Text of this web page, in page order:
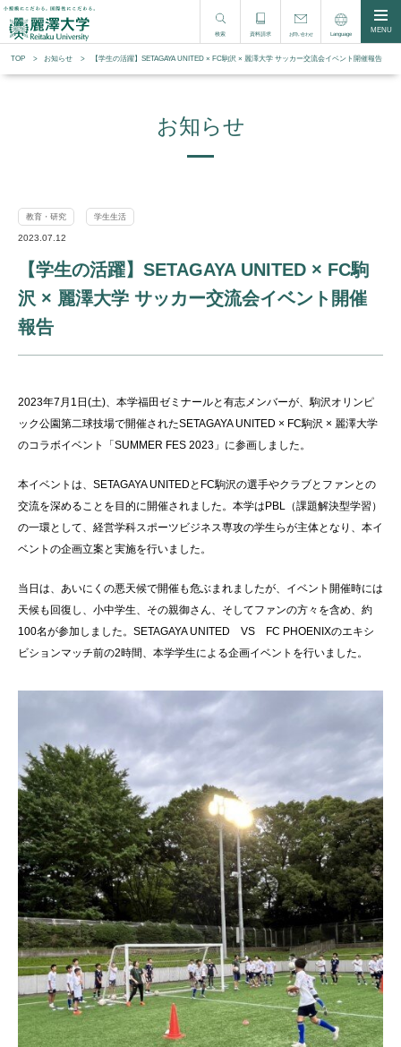
検索 資料請求 お問い合わせ Language MENU
TOP お知らせ 【学生の活躍】SETAGAYA UNITED × FC駒沢 × 麗澤大学 サッカー交流会イベント開催報告
お知らせ
教育・研究 学生生活
2023.07.12
【学生の活躍】SETAGAYA UNITED × FC駒
沢 × 麗澤大学 サッカー交流会イベント開催
報告
2023年7月1日(土)、本学福田ゼミナールと有志メンバーが、駒沢オリンピ
ック公園第二球技場で開催されたSETAGAYA UNITED × FC駒沢 × 麗澤大学
のコラボイベント「SUMMER FES 2023」に参画しました。
本イベントは、SETAGAYA UNITEDとFC駒沢の選手やクラブとファンとの
交流を深めることを目的に開催されました。本学はPBL（課題解決型学習）
の一環として、経営学科スポーツビジネス専攻の学生らが主体となり、本イ
ベントの企画立案と実施を行いました。
当日は、あいにくの悪天候で開催も危ぶまれましたが、イベント開催時には
天候も回復し、小中学生、その親御さん、そしてファンの方々を含め、約
100名が参加しました。SETAGAYA UNITED VS FC PHOENIXのエキシ
ビションマッチ前の2時間、本学学生による企画イベントを行いました。